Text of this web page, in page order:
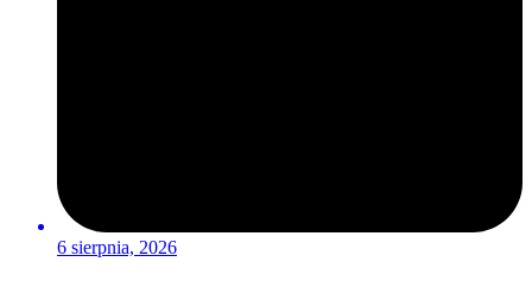
6 sierpnia, 2026